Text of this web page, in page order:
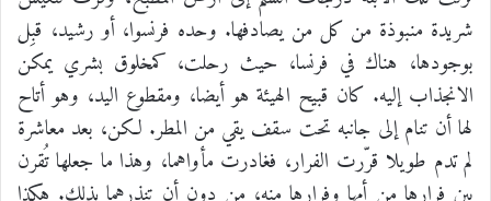
شريدة منبوذة من كل من يصادفها. وحده فرنسوا، أو رشيد، قبِل
بوجودها، هناك في فرنسا، حيث رحلت، كمخلوق بشري يمكن
الانجذاب إليه. كان قبيح الهيئة هو أيضا، ومقطوع اليد، وهو أتاح
لها أن تنام إلى جانبه تحت سقف يقي من المطر. لكن، بعد معاشرة
لم تدم طويلا قرّرت الفرار، فغادرت مأواهما، وهذا ما جعلها تُقرن